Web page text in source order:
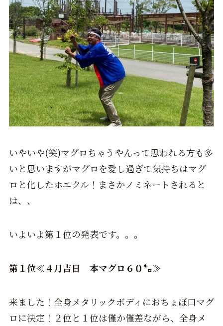
いやいや(笑)マグロちゃうやんって思われる方も多
いと思いますがマグロを愛し過ぎて気持ちはマグ
ロと化したホエクル！まさかノミネートされると
は、、
いよいよ第１位の発表です。。。
第１位≪４月吉日 本マグロ６０㌔≫
来ました！全身メタリックボディにおちょぼ口マグ
ロに決定！２位と１位は僅か僅差ながら、全身メ